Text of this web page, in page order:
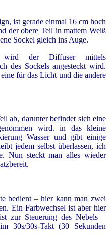
ist gerade einmal 16 cm hoch
der obere Teil in mattem Weiß
Sockel gleich ins Auge.
wird der Diffuser mittels
des Sockels angesteckt wird.
für das Licht und die andere
ab, darunter befindet sich eine
wird. in das kleine
Wasser und gibt einige
jedem selbst überlassen, ich
Nun steckt man alles wieder
bedient – hier kann man zwei
Ein Farbwechsel ist aber hier
zur Steuerung des Nebels –
30s/30s-Takt (30 Sekunden